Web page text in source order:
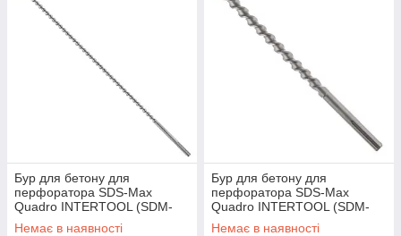
Бур для бетону для
перфоратора SDS-Max
Quadro INTERTOOL (SDM-
20100) 20×1000 мм
Немає в наявності
Бур для бетону для
перфоратора SDS-Max
Quadro INTERTOOL (SDM-
2240) 22×400 мм
Немає в наявності